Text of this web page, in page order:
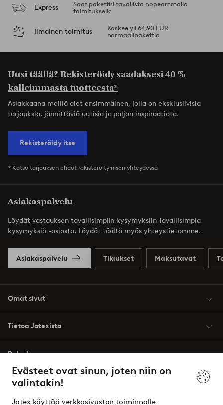
Evästeet ovat sinun, joten niin on
valintakin!
Jotex käyttää verkkosivuston toiminnalle
Express
Saat pakettisi tavallista nopeammalla
toimituksella
Ilmainen toimitus
Koskee yli 64,90 EUR
normaalipakettia
Uusi täällä? Rekisteröidy saadaksesi40 %
kalleimmasta tuotteesta*
Asiakkaana meillä olet ensimmäinen, jolla on eksklusiivisia
tarjouksia, jännittäviä uutisia ja paljon inspiraatiota.
Rekisteröidy itse
* Katso tarjouksen ehdot rekisteröitymisen yhteydessä
Asiakaspalvelu
Löydät vastauksen tavallisimpiin kysymyksiin Tavallisimpia
kysymyksiä -osiosta. Löydät täältä myös yhteystietomme.
Asiakaspalvelu Tilaukset Maksutavat
Omat sivut
Tietoa Jotexista
Palvelumme
Ehdot